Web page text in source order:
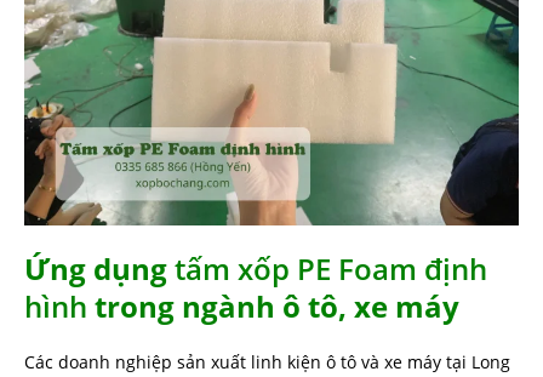
Ứng dụngtấm xốp PE Foam định
hình trong ngành ô tô, xe máy
Các doanh nghiệp sản xuất linh kiện ô tô và xe máy tại Long